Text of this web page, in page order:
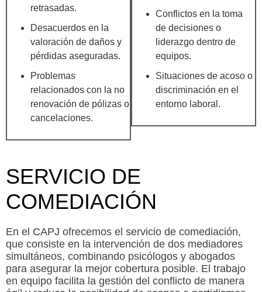
retrasadas.
Desacuerdos en la
valoración de daños y
pérdidas aseguradas.
Problemas
relacionados con la no
renovación de pólizas o
cancelaciones.
Conflictos en la toma
de decisiones o
liderazgo dentro de
equipos.
Situaciones de acoso o
discriminación en el
entorno laboral.
SERVICIO DE
COMEDIACIÓN
En el CAPJ ofrecemos el servicio de comediación,
que consiste en la intervención de dos mediadores
simultáneos, combinando psicólogos y abogados
para asegurar la mejor cobertura posible. El trabajo
en equipo facilita la gestión del conflicto de manera